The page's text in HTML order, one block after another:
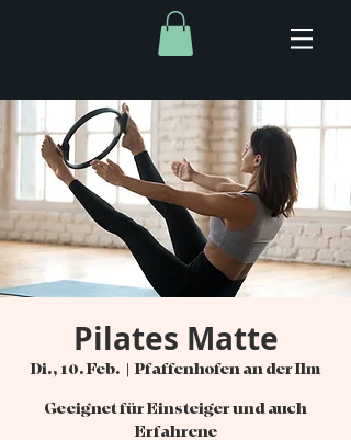
Pilates Matte
Di., 10. Feb.
  |
Pfaffenhofen an der Ilm
Geeignet für Einsteiger und auch
Erfahrene